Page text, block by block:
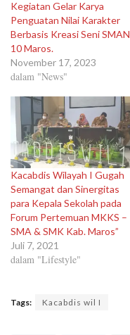
Kegiatan Gelar Karya
Penguatan Nilai Karakter
Berbasis Kreasi Seni SMAN
10 Maros.
November 17, 2023
dalam "News"
Kacabdis Wilayah I Gugah
Semangat dan Sinergitas
para Kepala Sekolah pada
Forum Pertemuan MKKS –
SMA & SMK Kab. Maros”
Juli 7, 2021
dalam "Lifestyle"
Tags: Kacabdis wil I